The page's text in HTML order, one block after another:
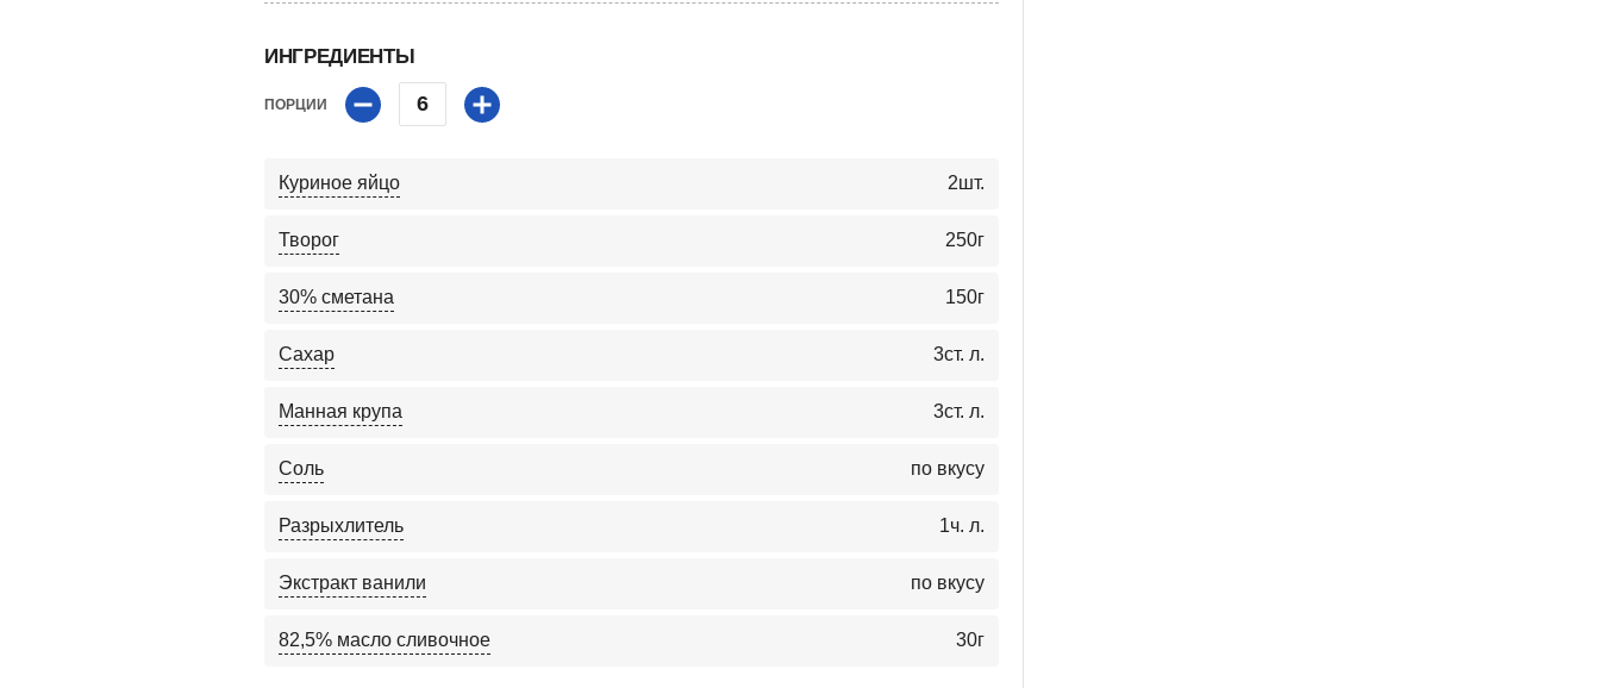
ИНГРЕДИЕНТЫ
ПОРЦИИ 6
Куриное яйцо 2шт.
Творог 250г
30% сметана 150г
Сахар 3ст. л.
Манная крупа 3ст. л.
Соль по вкусу
Разрыхлитель 1ч. л.
Экстракт ванили по вкусу
82,5% масло сливочное 30г